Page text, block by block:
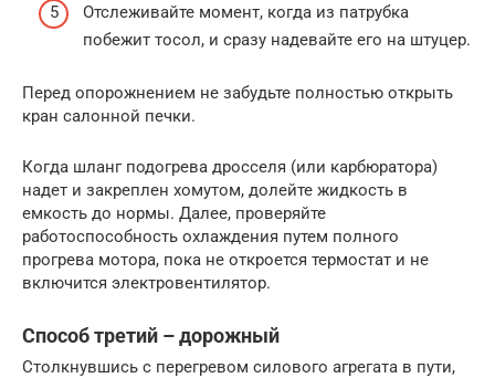
Отслеживайте момент, когда из патрубка
побежит тосол, и сразу надевайте его на штуцер.
Перед опорожнением не забудьте полностью открыть
кран салонной печки.
Когда шланг подогрева дросселя (или карбюратора)
надет и закреплен хомутом, долейте жидкость в
емкость до нормы. Далее, проверяйте
работоспособность охлаждения путем полного
прогрева мотора, пока не откроется термостат и не
включится электровентилятор.
Способ третий – дорожный
Столкнувшись с перегревом силового агрегата в пути,